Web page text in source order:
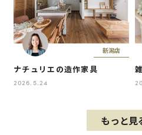
新潟店
ナチュリエの造作家具
2026.5.24
もっと見